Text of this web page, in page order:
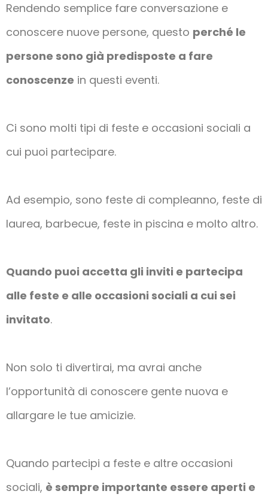
Rendendo semplice fare conversazione e
conoscere nuove persone, questo perché le
persone sono già predisposte a fare
conoscenze in questi eventi.
Ci sono molti tipi di feste e occasioni sociali a
cui puoi partecipare.
Ad esempio, sono feste di compleanno, feste di
laurea, barbecue, feste in piscina e molto altro.
Quando puoi accetta gli inviti e partecipa
alle feste e alle occasioni sociali a cui sei
invitato.
Non solo ti divertirai, ma avrai anche
l’opportunità di conoscere gente nuova e
allargare le tue amicizie.
Quando partecipi a feste e altre occasioni
sociali, è sempre importante essere aperti e